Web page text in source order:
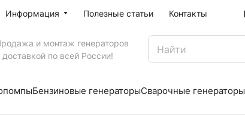
Информация Полезные статьи Контакты
и монтаж генераторов
доставкой по всей России!
Бензиновые генераторыСварочные генераторы